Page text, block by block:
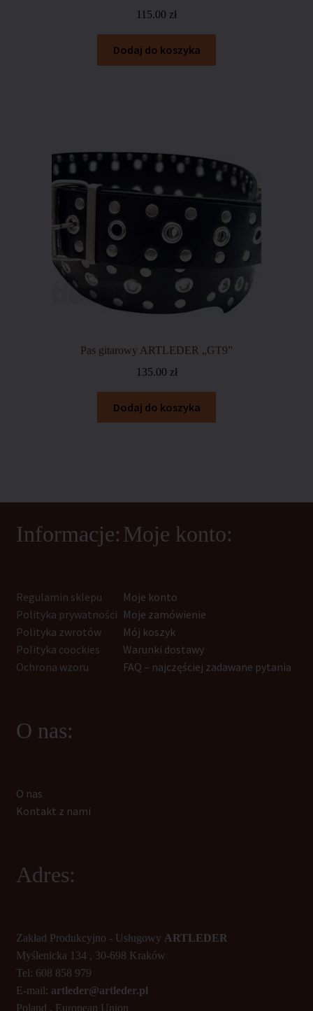
115.00 zł
Dodaj do koszyka
Pas gitarowy ARTLEDER „GT9”
135.00 zł
Dodaj do koszyka
Informacje:
Regulamin sklepu
Polityka prywatności
Polityka zwrotów
Polityka coockies
Ochrona wzoru
Moje konto:
Moje konto
Moje zamówienie
Mój koszyk
Warunki dostawy
FAQ – najczęściej zadawane pytania
O nas:
O nas
Kontakt z nami
Adres:
Zakład Produkcyjno - Usługowy ARTLEDER
Myślenicka 134 , 30-698 Kraków
Tel: 608 858 979
E-mail: artleder@artleder.pl
Poland , European Union